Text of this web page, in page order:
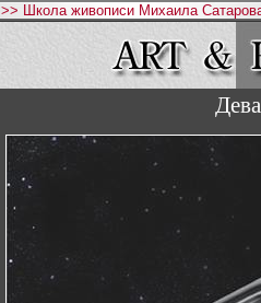
>> Школа живописи Михаила